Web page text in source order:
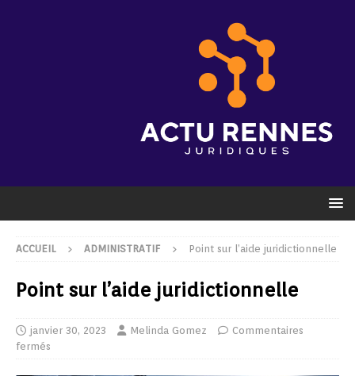
ACCUEIL ADMINISTRATIF Point sur l’aide juridictionnelle
Point sur l’aide juridictionnelle
janvier 30, 2023 Melinda Gomez
Commentaires
fermés